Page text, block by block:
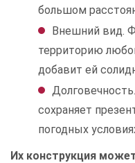
большом
Внешний вид.
территорию
добавит ей
сохраняет
погодных
Их конструкция